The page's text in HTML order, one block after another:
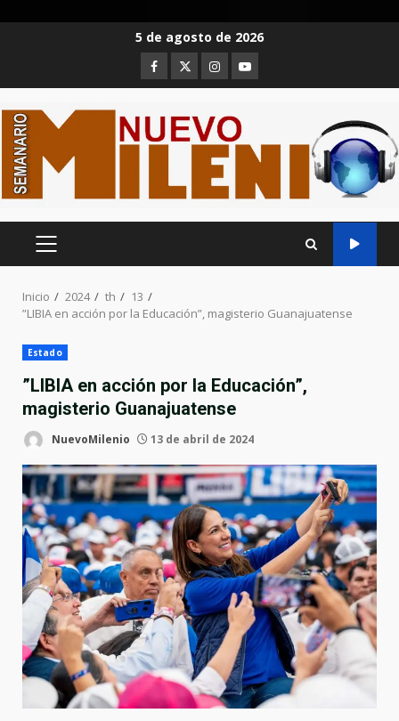
5 de agosto de 2026
Facebook
TwitterInstagram
Youtube
MENÚ
Inicio 2024 th
13
”LIBIA en acción por la Educación”, magisterio Guanajuatense
Estado
”LIBIA en acción por la Educación”,
magisterio Guanajuatense
NuevoMilenio 13 de abril de 2024